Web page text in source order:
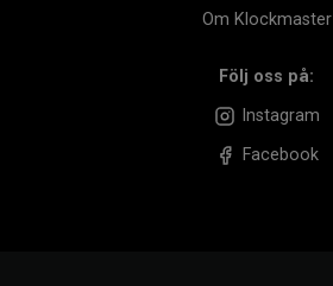
Om Klockmaster
Följ oss på:
Instagram
Facebook